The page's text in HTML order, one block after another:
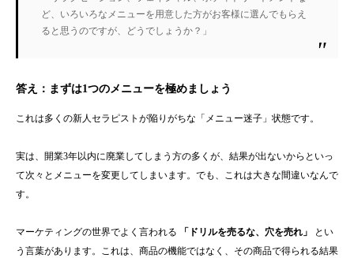
ど、いろいろなメニューを用意した方がお客様に選んでもらえ
ると思うのですが、どうでしょうか？」
答え： まずは1つのメニューを極めましょう
これは多くの新人セラピストが陥りがちな「メニュー迷子」状態です。
実は、開業3年以内に廃業してしまう方の多くが、結果が出ないからといっ
て次々とメニューを変更してしまいます。でも、これは大きな間違いなんで
す。
マーケティングの世界でよく言われる 「ドリルを売るな、穴を売れ」
とい
う言葉があります。これは、商品の機能ではなく、その商品で得られる結果